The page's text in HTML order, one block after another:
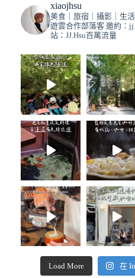
xiaojhsu
美食｜旅宿｜攝影｜生活
遊雲合作部落客 邀約：
站：JJ.Hsu百萬流量
Load More 在